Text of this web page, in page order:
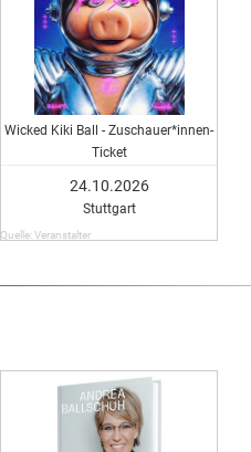
Wicked Kiki Ball - Zuschauer*innen-
Ticket
24.10.2026
Stuttgart
Quelle: Veranstalter